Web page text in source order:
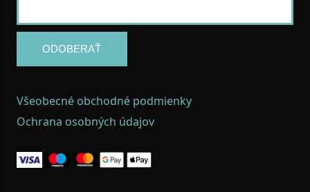
ODOBERAŤ
Všeobecné obchodné podmienky
Ochrana osobných údajov